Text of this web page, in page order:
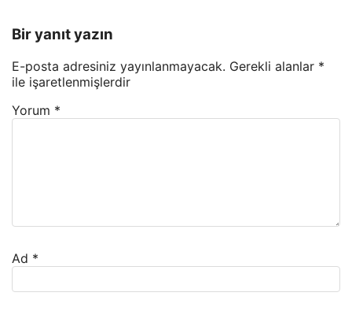
Bir yanıt yazın
E-posta adresiniz yayınlanmayacak. Gerekli alanlar *
ile işaretlenmişlerdir
Yorum *
Ad *